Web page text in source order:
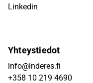
Linkedin
Yhteystiedot
info@inderes.fi
+358 10 219 4690